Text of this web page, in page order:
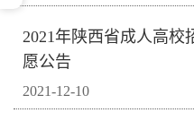
2021年陕西省成人高校
愿公告
2021-12-10